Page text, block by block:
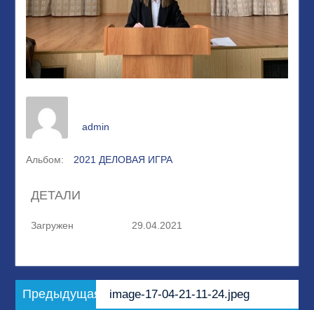
admin
Альбом: 2021 ДЕЛОВАЯ ИГРА
ДЕТАЛИ
Загружен 29.04.2021
Навигация
по
Предыдущая
запись:
image-17-04-21-11-24.jpeg